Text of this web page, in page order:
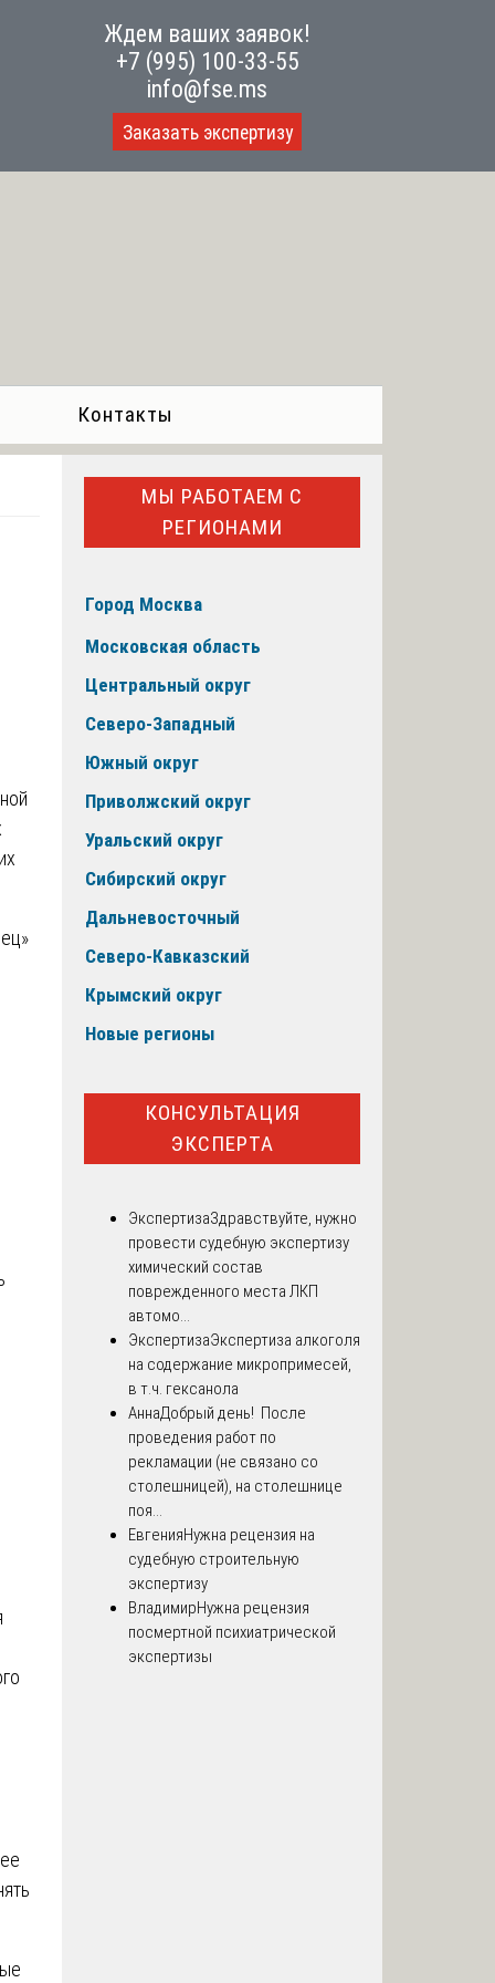
Ждем ваших заявок!
+7 (995) 100-33-55
info@fse.ms
Заказать экспертизу
Контакты
МЫ РАБОТАЕМ С
РЕГИОНАМИ
Город Москва
Московская область
Центральный округ
Северо-Западный
Южный округ
Приволжский округ
Уральский округ
Сибирский округ
Дальневосточный
Северо-Кавказский
Крымский округ
Новые регионы
КОНСУЛЬТАЦИЯ
ЭКСПЕРТА
ЭкспертизаЗдравствуйте, нужно
провести судебную экспертизу
химический состав
поврежденного места ЛКП
автомо...
ЭкспертизаЭкспертиза алкоголя
на содержание микропримесей,
в т.ч. гексанола
АннаДобрый день! После
проведения работ по
рекламации (не связано со
столешницей), на столешнице
поя...
ЕвгенияНужна рецензия на
судебную строительную
экспертизу
ВладимирНужна рецензия
посмертной психиатрической
экспертизы